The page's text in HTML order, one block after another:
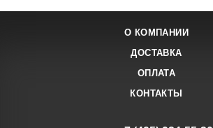
О КОМПАНИИ
ДОСТАВКА
ОПЛАТА
КОНТАКТЫ